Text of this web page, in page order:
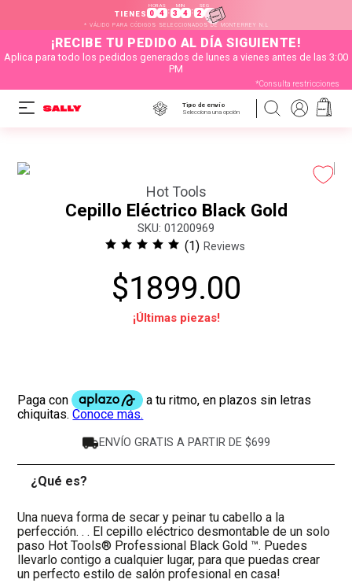
TIENES
HORAS
0 4 :
MIN
3 4 :
SEG
2 4
* VÁLIDO PARA CÓDIGOS SELECCIONADOS DE MONTERREY N.L
¡RECIBE TU PEDIDO AL DÍA SIGUIENTE!
Aplica para todo los pedidos generados de lunes a vienes antes de las 3:00
PM
*Consulta restricciones
Tipo de envío
Selecciona una opción
Hot Tools
Cepillo Eléctrico Black Gold
: 01200969
(1) Reviews
$1899.00
¡Últimas piezas!
ENVÍO GRATIS A PARTIR DE $699
¿Qué es?
Una nueva forma de secar y peinar tu cabello a la
perfección. . . El cepillo eléctrico desmontable de un solo
paso Hot Tools® Professional Black Gold ™. Puedes
llevarlo contigo a cualquier lugar, para que puedas crear
un perfecto estilo de salón profesional en casa!